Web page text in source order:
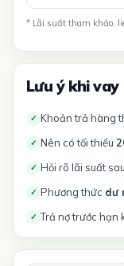
* Lãi suất tham khảo,
Lưu ý khi vay
✓ Khoản trả hàng
✓ Nên có tối thiểu
✓ Hỏi rõ lãi suất
✓ Phương thức dư
✓ Trả nợ trước hạn